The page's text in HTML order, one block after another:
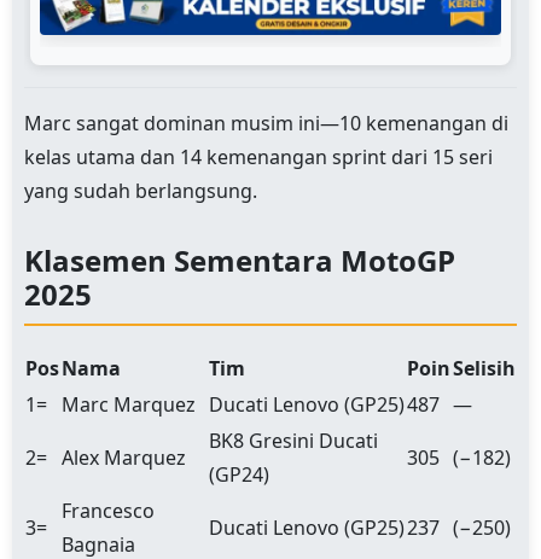
Marc sangat dominan musim ini—10 kemenangan di
kelas utama dan 14 kemenangan sprint dari 15 seri
yang sudah berlangsung.
Klasemen Sementara MotoGP
2025
PosNama Tim PoinSelisih
1= Marc Marquez Ducati Lenovo (GP25)487 —
2= Alex Marquez
BK8 Gresini Ducati
(GP24)
305 (−182)
3=
Francesco
Bagnaia
Ducati Lenovo (GP25)237 (−250)